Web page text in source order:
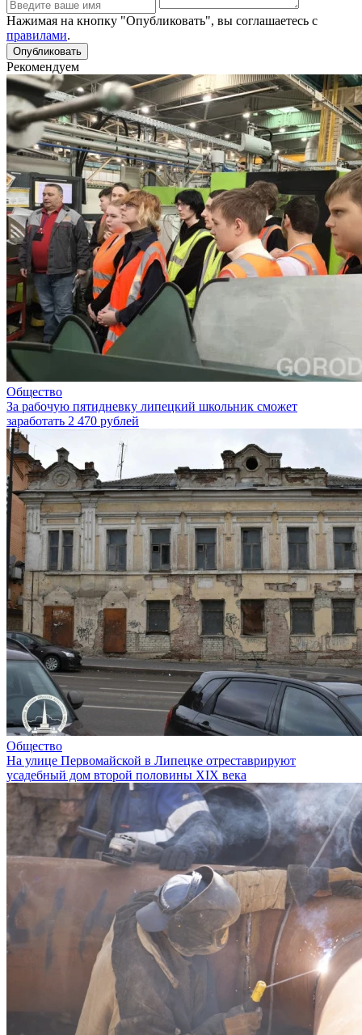
Нажимая на кнопку "Опубликовать", вы соглашаетесь с
правилами.
Рекомендуем
Общество
За рабочую пятидневку липецкий школьник сможет
заработать 2 470 рублей
Общество
На улице Первомайской в Липецке отреставрируют
усадебный дом второй половины XIX века